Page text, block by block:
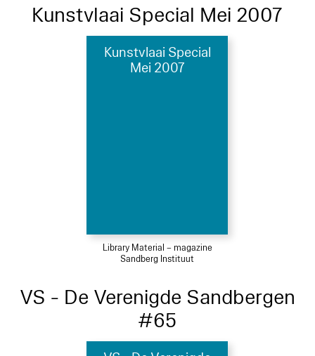
Kunstvlaai Special Mei 2007
Kunstvlaai Special
Mei 2007
Library Material – magazine
Sandberg Instituut
VS - De Verenigde Sandbergen
#65